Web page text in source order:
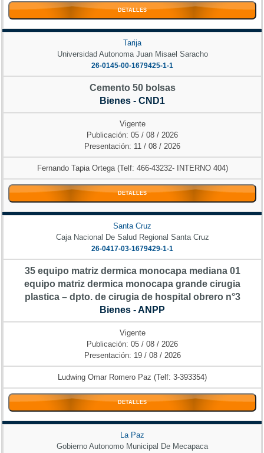
DETALLES
Tarija
Universidad Autonoma Juan Misael Saracho
26-0145-00-1679425-1-1
Cemento 50 bolsas
Bienes - CND1
Vigente
Publicación: 05 / 08 / 2026
Presentación: 11 / 08 / 2026
Fernando Tapia Ortega (Telf: 466-43232- INTERNO 404)
DETALLES
Santa Cruz
Caja Nacional De Salud Regional Santa Cruz
26-0417-03-1679429-1-1
35 equipo matriz dermica monocapa mediana 01
equipo matriz dermica monocapa grande cirugia
plastica – dpto. de cirugia de hospital obrero n°3
Bienes - ANPP
Vigente
Publicación: 05 / 08 / 2026
Presentación: 19 / 08 / 2026
Ludwing Omar Romero Paz (Telf: 3-393354)
DETALLES
La Paz
Gobierno Autonomo Municipal De Mecapaca